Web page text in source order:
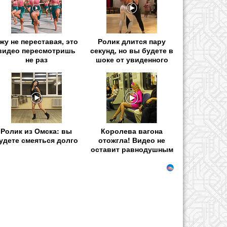
не переставая, это
пересмотришь
не раз
Ролик длится пару
секунд, но вы будете в
шоке от увиденного
Ролик из Омска: вы
смеяться долго
Королева вагона
отожгла! Видео не
оставит равнодушным